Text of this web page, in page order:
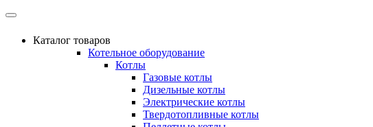
Каталог товаров
Котельное оборудование
Котлы
Газовые котлы
Дизельные котлы
Электрические котлы
Твердотопливные котлы